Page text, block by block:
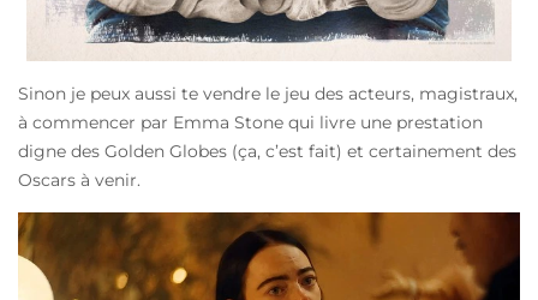
Sinon je peux aussi te vendre le jeu des acteurs, magistraux,
à commencer par Emma Stone qui livre une prestation
digne des Golden Globes (ça, c’est fait) et certainement des
Oscars à venir.